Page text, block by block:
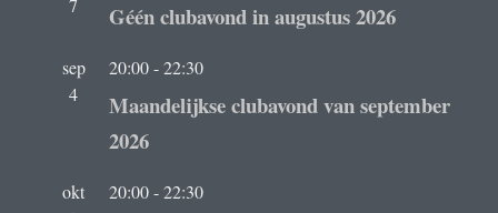
7
Géén clubavond in augustus 2026
sep
4
20:00-22:30
Maandelijkse clubavond van september
2026
okt
20:00-22:30